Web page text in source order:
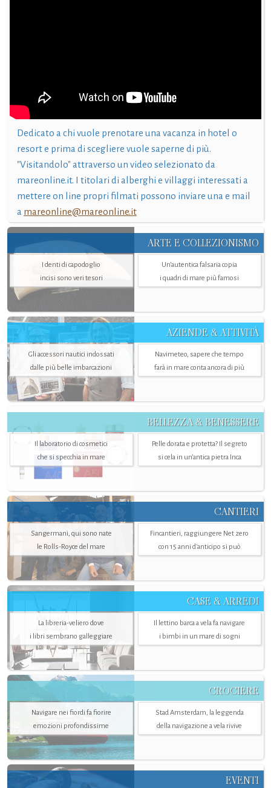
Dedicato a chi vuole prenotare una vacanza in hotel o
resort e prima di scegliere vuole saperne di più.
"Visitandolo" attraverso un video selezionato da
mareonline.it. I titolari di alberghi e villaggi interessati a
mettere on line propri filmati possono inviare una e mail
a mareonline@mareonline.it
ARTE E COLLEZIONISMO
I denti di capodoglio
incisi sono veri tesori
Un’autentica falsaria copia
i quadri di mare più famosi
AZIENDE & ATTIVITÀ
Gli accessori nautici indossati
dalle più belle imbarcazioni
Navimeteo, sapere che tempo
farà in mare conta ancora di più
BELLEZZA & BENESSERE
Il laboratorio di cosmetici
che si specchia in mare
Pelle dorata e protetta? Il segreto
si cela in un’antica pietra Inca
CANTIERI
Sangermani, qui sono nate
le Rolls-Royce del mare
Fincantieri, raggiungere Net zero
con 15 anni d'anticipo si può
CASE & ARREDI
La libreria-veliero dove
i libri sembrano galleggiare
Il lettino barca a vela fa navigare
i bimbi in un mare di sogni
CROCIERE
Navigare nei fiordi fa fiorire
emozioni profondissime
Stad Amsterdam, la leggenda
della navigazione a vela rivive
EVENTI